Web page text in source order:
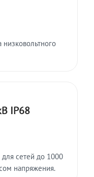
IP68
для сетей до 1000
напряжения.